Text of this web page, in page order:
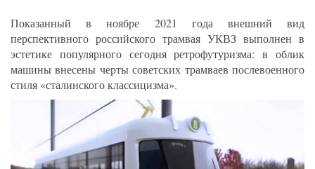
Показанный в ноябре 2021 года внешний вид
перспективного российского трамвая УКВЗ выполнен в
эстетике популярного сегодня ретрофутуризма: в облик
машины внесены черты советских трамваев послевоенного
стиля «сталинского классицизма».